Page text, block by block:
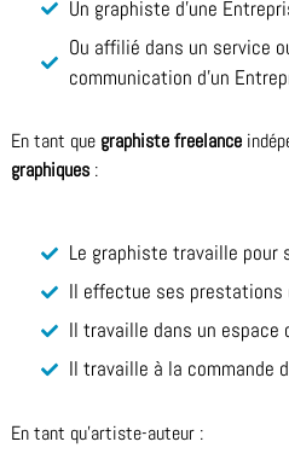
Un graphiste d’une
Ou affilié dans un service
communication d’un
En tant que graphistefreelance
graphiques :
Le graphiste travaille pour
Il effectue ses prestations
Il travaille dans un espace
Il travaille à la commande
En tant qu’artiste-auteur :